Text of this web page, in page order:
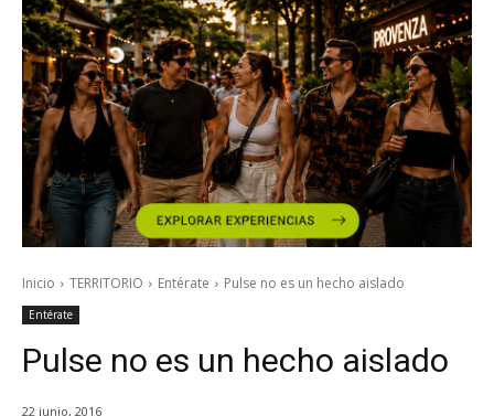
Inicio TERRITORIO Entérate Pulse no es un hecho aislado
Entérate
Pulse no es un hecho aislado
22 junio, 2016